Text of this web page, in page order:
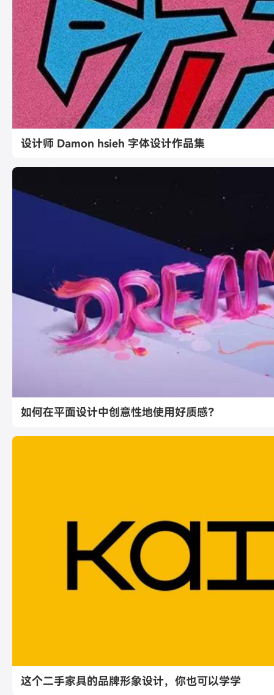
设计师 Damon hsieh 字体设计作品集
如何在平面设计中创意性地使用好质感？
这个二手家具的品牌形象设计，你也可以学学